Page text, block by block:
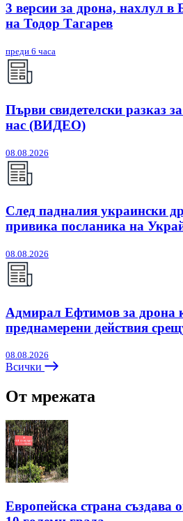
3 версии за дрона, нахлул
на Тодор Тагарев
преди 6 часа
Първи свидетелски разказ
нас (ВИДЕО)
08.08.2026
След падналия украински
привика посланика на
08.08.2026
Адмирал Ефтимов за
преднамерени действия
08.08.2026
Всички
От мрежата
Европейска страна създава